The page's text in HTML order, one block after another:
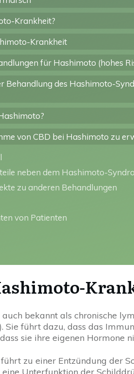
Krankheit?
Krankheit
für Hashimoto (hohes
Behandlung des Hashimoto-
von CBD bei Hashimoto zu
neben dem Hashimoto-
zu anderen Behandlungen
von Patienten
bekannt als chronische
Sie führt dazu, dass das
sie ihre eigenen Hormone
zu einer Entzündung der